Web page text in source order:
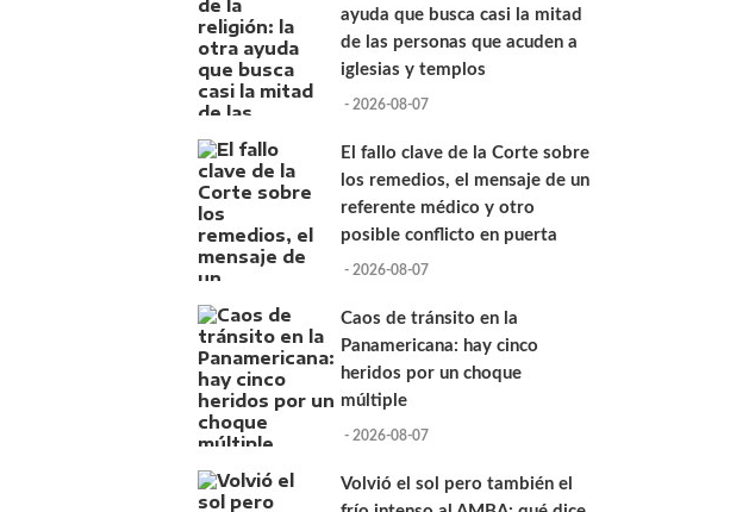
ayuda que busca casi la mitad
de las personas que acuden a
iglesias y templos
- 2026-08-07
El fallo clave de la Corte sobre
los remedios, el mensaje de un
referente médico y otro
posible conflicto en puerta
- 2026-08-07
Caos de tránsito en la
Panamericana: hay cinco
heridos por un choque
múltiple
- 2026-08-07
Volvió el sol pero también el